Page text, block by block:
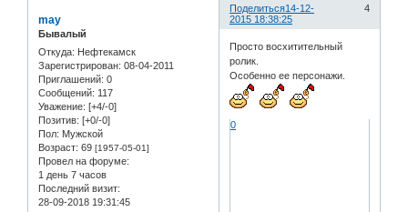
Поделиться 4
14-12-
2015 18:38:25
may
Бывалый
Откуда: Нефтекамск
Зарегистрирован: 08-04-2011
Приглашений: 0
Сообщений: 117
Уважение: [+4/-0]
Позитив: [+0/-0]
Пол: Мужской
Возраст: 69 [1957-05-01]
Провел на форуме:
1 день 7 часов
Последний визит:
28-09-2018 19:31:45
Просто восхитительный
ролик.
Особенно ее персонажи.
0